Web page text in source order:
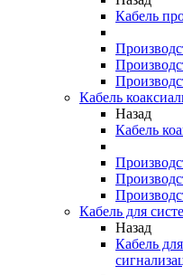
Кабель
Кабель
Назад
Кабель
Кабель для
Назад
Кабель